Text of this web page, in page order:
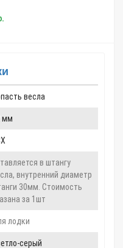
весла
мм
в штангу
внутренний диаметр
30мм. Стоимость
за 1шт
лодки
серый